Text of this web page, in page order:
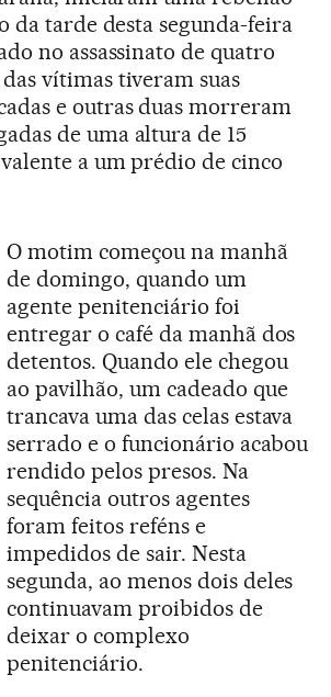
da tarde desta segunda-feira
no assassinato de quatro
vítimas tiveram suas
e outras duas morreram
de uma altura de 15
a um prédio de cinco
O motim começou na manhã
de domingo, quando um
agente penitenciário foi
entregar o café da manhã dos
detentos. Quando ele chegou
ao pavilhão, um cadeado que
trancava uma das celas estava
serrado e o funcionário acabou
rendido pelos presos. Na
sequência outros agentes
foram feitos reféns e
impedidos de sair. Nesta
segunda, ao menos dois deles
continuavam proibidos de
deixar o complexo
penitenciário.